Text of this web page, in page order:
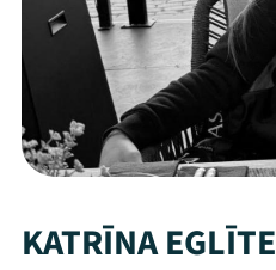
KATRĪNA EGLĪTE